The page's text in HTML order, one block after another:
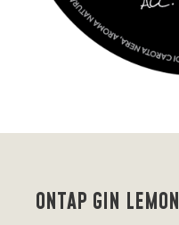
ONTAP GIN LEMON